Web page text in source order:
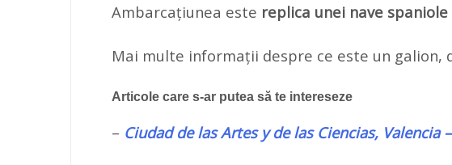
Ambarcațiunea este replica unei nave spaniole
Mai multe informații despre ce este un galion,
Articole care s-ar putea să te intereseze
– Ciudad de las Artes y de las Ciencias,